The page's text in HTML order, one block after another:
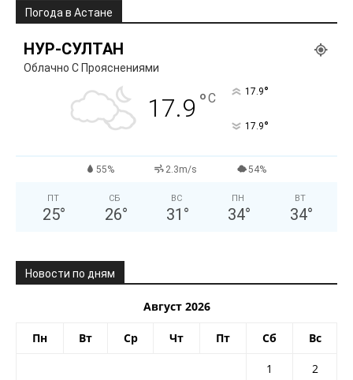
Погода в Астане
НУР-СУЛТАН
Облачно С Прояснениями
17.9 °C 17.9°
17.9°
55% 2.3m/s 54%
ПТ
25°
СБ
26°
ВС
31 °
ПН
34°
ВТ
34°
Новости по дням
Август 2026
Пн Вт Ср Чт Пт Сб Вс
1
2